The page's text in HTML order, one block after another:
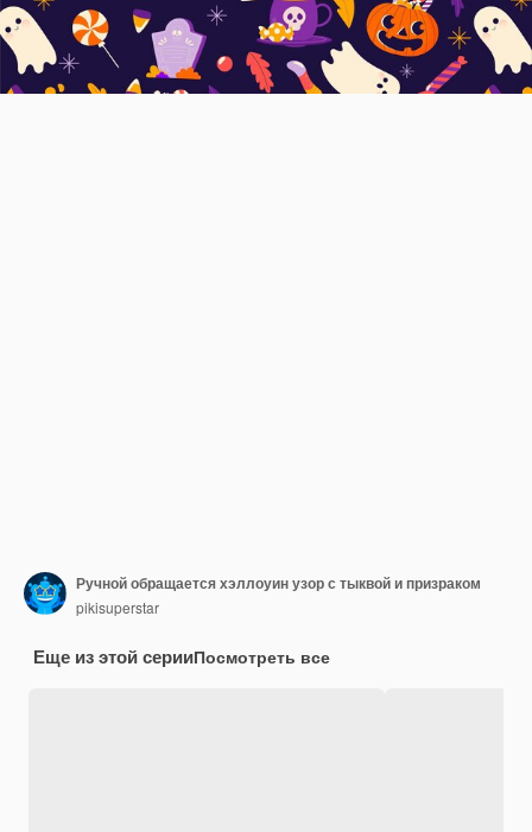
Ручной обращается хэллоуин узор с тыквой и призраком
pikisuperstar
Еще из этой серииПосмотреть все